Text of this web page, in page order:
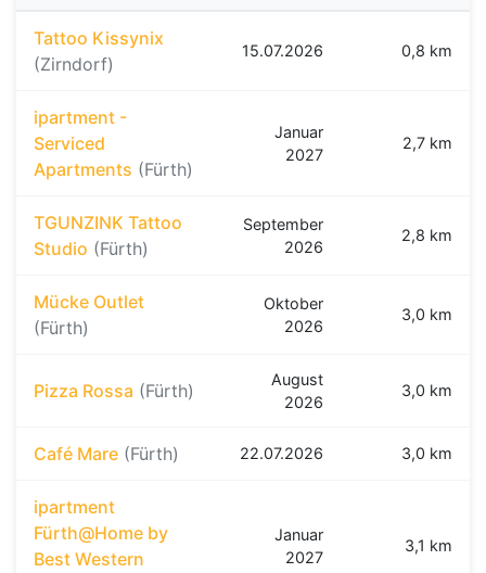
Tattoo Kissynix
(Zirndorf)
15.07.2026 0,8 km
ipartment -
Serviced
Apartments (Fürth)
Januar
2027
2,7 km
TGUNZINK Tattoo
Studio (Fürth)
September
2026
2,8 km
Mücke Outlet
(Fürth)
Oktober
2026
3,0 km
Pizza Rossa (Fürth)
August
2026
3,0 km
Café Mare (Fürth) 22.07.2026 3,0 km
ipartment
Fürth@Home by
Best Western
Januar
2027
3,1 km